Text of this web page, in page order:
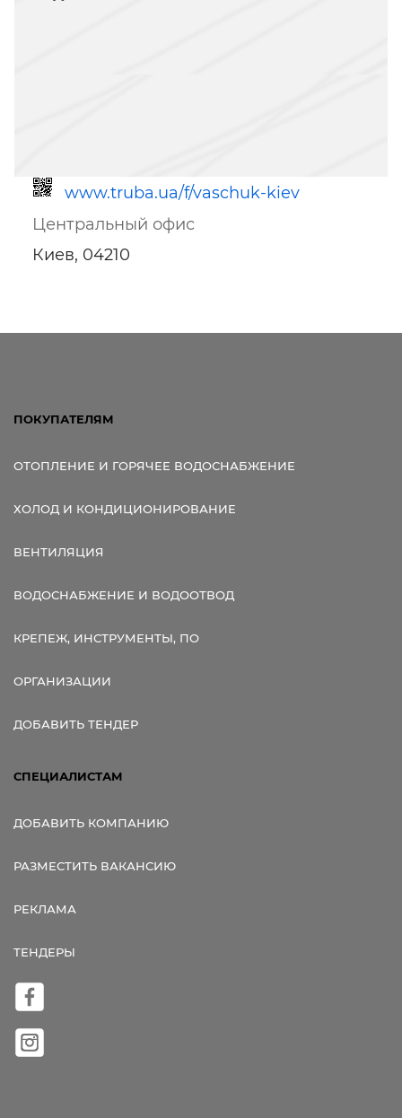
www.truba.ua/f/vaschuk-kiev
Центральный офис
Киев, 04210
ПОКУПАТЕЛЯМ
ОТОПЛЕНИЕ И ГОРЯЧЕЕ ВОДОСНАБЖЕНИЕ
ХОЛОД И КОНДИЦИОНИРОВАНИЕ
ВЕНТИЛЯЦИЯ
ВОДОСНАБЖЕНИЕ И ВОДООТВОД
КРЕПЕЖ, ИНСТРУМЕНТЫ, ПО
ОРГАНИЗАЦИИ
ДОБАВИТЬ ТЕНДЕР
СПЕЦИАЛИСТАМ
ДОБАВИТЬ КОМПАНИЮ
РАЗМЕСТИТЬ ВАКАНСИЮ
РЕКЛАМА
ТЕНДЕРЫ